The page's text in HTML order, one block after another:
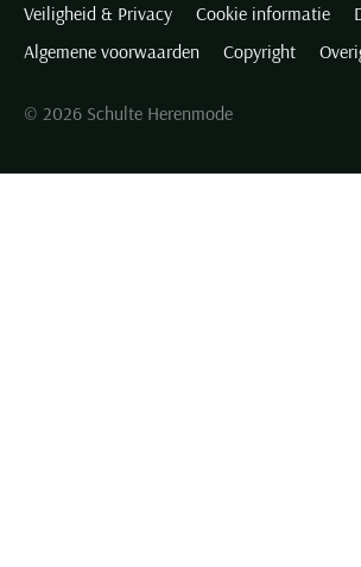
Veiligheid & Privacy Cookie informatie
Algemene voorwaarden
Copyright
© 2026 Schulte Herenmode